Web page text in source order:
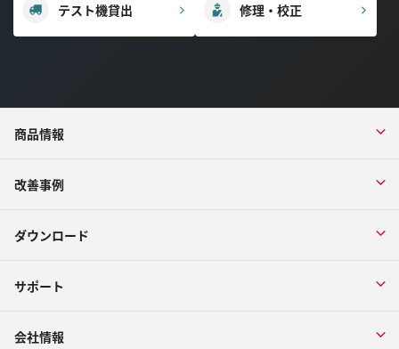
テスト機貸出 修理・校正
商品情報
改善事例
ダウンロード
サポート
会社情報